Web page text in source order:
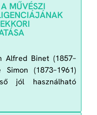
MŰVÉSZI
Alfred Binet (1857–
(1873–1961)
jól használható